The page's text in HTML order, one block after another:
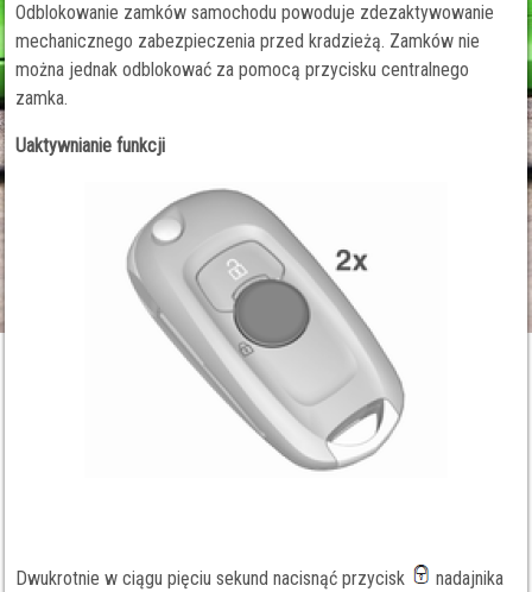
Odblokowanie zamków samochodu powoduje zdezaktywowanie
mechanicznego zabezpieczenia przed kradzieżą. Zamków nie
można jednak odblokować za pomocą przycisku centralnego
zamka.
Uaktywnianie funkcji
Dwukrotnie w ciągu pięciu sekund nacisnąć przycisk
nadajnika